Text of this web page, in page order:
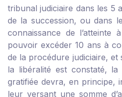
tribunal judiciaire dans les 5
de la succession, ou dans
connaissance de l’atteinte
pouvoir excéder 10 ans à
de la procédure judiciaire, et
la libéralité est constaté, la
gratifiée devra, en principe,
leur versant une somme